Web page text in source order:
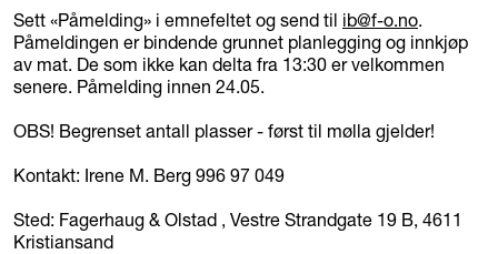
Sett «Påmelding» i emnefeltet og send til ib@f-o.no.
Påmeldingen er bindende grunnet planlegging og innkjøp
av mat. De som ikke kan delta fra 13:30 er velkommen
senere. Påmelding innen 24.05.
OBS! Begrenset antall plasser - først til mølla gjelder!
Kontakt: Irene M. Berg 996 97 049
Sted: Fagerhaug & Olstad , Vestre Strandgate 19 B, 4611
Kristiansand